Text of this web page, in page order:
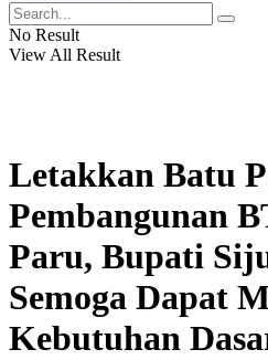
No Result
View All Result
Letakkan Batu
Pembangunan
Paru, Bupati
Semoga Dapat
Kebutuhan